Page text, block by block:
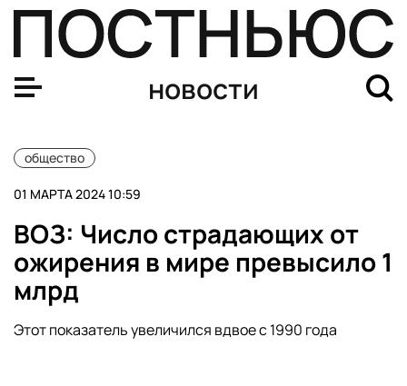
новости
общество
01 МАРТА 2024 10:59
ВОЗ: Число страдающих от
ожирения в мире превысило 1
млрд
Этот показатель увеличился вдвое с 1990 года
В Литве отменили концерт американской певицы LP